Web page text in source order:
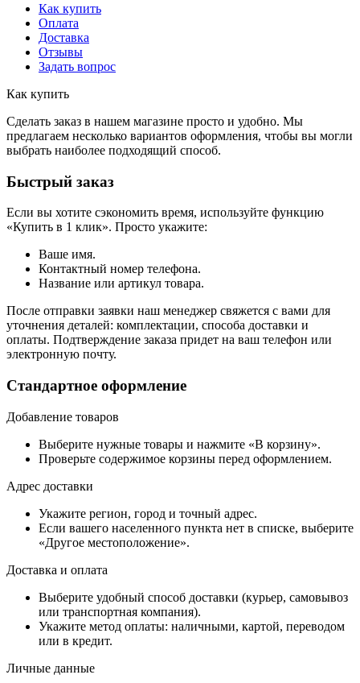
Как купить
Оплата
Доставка
Отзывы
Задать вопрос
Как купить
Сделать заказ в нашем магазине просто и удобно. Мы
предлагаем несколько вариантов оформления, чтобы вы могли
выбрать наиболее подходящий способ.
Быстрый заказ
Если вы хотите сэкономить время, используйте функцию
«Купить в 1 клик». Просто укажите:
Ваше имя.
Контактный номер телефона.
Название или артикул товара.
После отправки заявки наш менеджер свяжется с вами для
уточнения деталей: комплектации, способа доставки и
оплаты. Подтверждение заказа придет на ваш телефон или
электронную почту.
Стандартное оформление
Добавление товаров
Выберите нужные товары и нажмите «В корзину».
Проверьте содержимое корзины перед оформлением.
Адрес доставки
Укажите регион, город и точный адрес.
Если вашего населенного пункта нет в списке, выберите
«Другое местоположение».
Доставка и оплата
Выберите удобный способ доставки (курьер, самовывоз
или транспортная компания).
Укажите метод оплаты: наличными, картой, переводом
или в кредит.
Личные данные